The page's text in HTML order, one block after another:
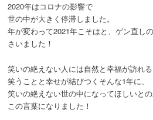
2020年はコロナの影響で
世の中が大きく停滞しました。
年が変わって2021年こそはと、ゲン直し
さいました！
笑いの絶えない人には自然と幸福が訪れる
笑うことと幸せが結びつくそんな1年に、
笑いの絶えない世の中になってほしいと
この言葉になりました！